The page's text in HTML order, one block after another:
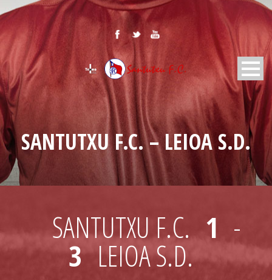
SANTUTXU F.C. – LEIOA S.D.
SANTUTXU F.C. 1 -
3 LEIOA S.D.